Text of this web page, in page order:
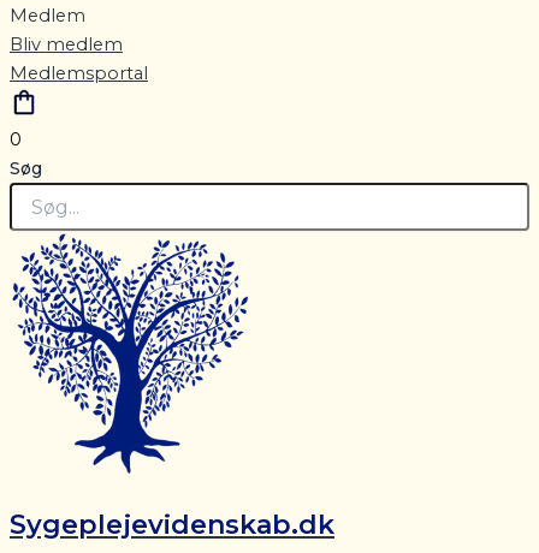
Medlem
Bliv medlem
Medlemsportal
0
Søg
Sygeplejevidenskab.dk